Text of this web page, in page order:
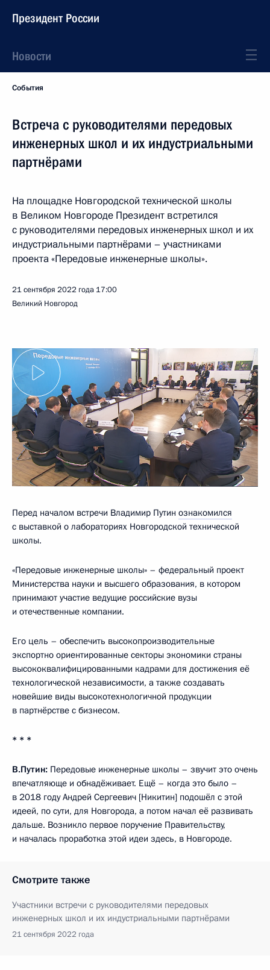
Президент России
Новости
События
Встреча с руководителями передовых
инженерных школ и их индустриальными
партнёрами
На площадке Новгородской технической школы
в Великом Новгороде Президент встретился
с руководителями передовых инженерных школ и их
индустриальными партнёрами – участниками
проекта «Передовые инженерные школы».
21 сентября 2022 года 17:00
Великий Новгород
Перед началом встречи Владимир Путин ознакомился
с выставкой о лабораториях Новгородской технической
школы.
«Передовые инженерные школы» – федеральный проект
Министерства науки и высшего образования, в котором
принимают участие ведущие российские вузы
и отечественные компании.
Его цель – обеспечить высокопроизводительные
экспортно ориентированные секторы экономики страны
высококвалифицированными кадрами для достижения её
технологической независимости, а также создавать
новейшие виды высокотехнологичной продукции
в партнёрстве с бизнесом.
* * *
В.Путин: Передовые инженерные школы – звучит это очень
впечатляюще и обнадёживает. Ещё – когда это было –
в 2018 году Андрей Сергеевич [Никитин] подошёл с этой
идеей, по сути, для Новгорода, а потом начал её развивать
дальше. Возникло первое поручение Правительству,
и началась проработка этой идеи здесь, в Новгороде.
Смотрите также
Участники встречи с руководителями передовых
инженерных школ и их индустриальными партнёрами
21 сентября 2022 года